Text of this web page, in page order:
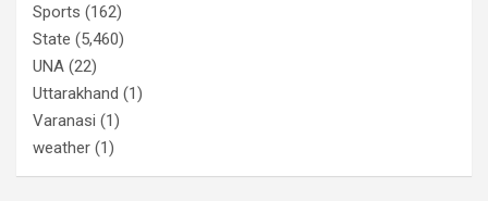
Sports (162)
State (5,460)
UNA (22)
Uttarakhand (1)
Varanasi (1)
weather (1)